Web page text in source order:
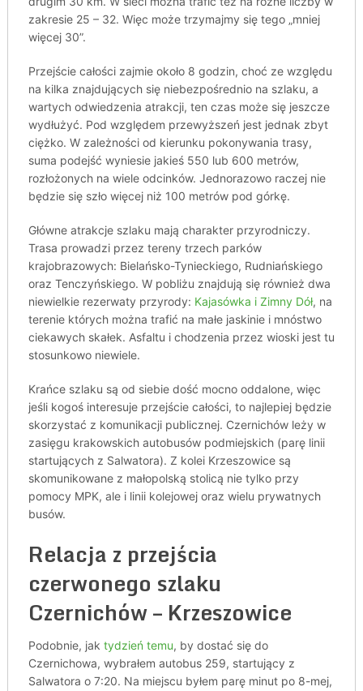
zakresie 25 – 32. Więc może trzymajmy się tego „mniej
więcej 30”.
Przejście całości zajmie około 8 godzin, choć ze względu
na kilka znajdujących się niebezpośrednio na szlaku, a
wartych odwiedzenia atrakcji, ten czas może się jeszcze
wydłużyć. Pod względem przewyższeń jest jednak zbyt
ciężko. W zależności od kierunku pokonywania trasy,
suma podejść wyniesie jakieś 550 lub 600 metrów,
rozłożonych na wiele odcinków. Jednorazowo raczej nie
będzie się szło więcej niż 100 metrów pod górkę.
Główne atrakcje szlaku mają charakter przyrodniczy.
Trasa prowadzi przez tereny trzech parków
krajobrazowych: Bielańsko-Tynieckiego, Rudniańskiego
oraz Tenczyńskiego. W pobliżu znajdują się również dwa
niewielkie rezerwaty przyrody: Kajasówka i Zimny Dół, na
terenie których można trafić na małe jaskinie i mnóstwo
ciekawych skałek. Asfaltu i chodzenia przez wioski jest tu
stosunkowo niewiele.
Krańce szlaku są od siebie dość mocno oddalone, więc
jeśli kogoś interesuje przejście całości, to najlepiej będzie
skorzystać z komunikacji publicznej. Czernichów leży w
zasięgu krakowskich autobusów podmiejskich (parę linii
startujących z Salwatora). Z kolei Krzeszowice są
skomunikowane z małopolską stolicą nie tylko przy
pomocy MPK, ale i linii kolejowej oraz wielu prywatnych
busów.
Relacja z przejścia
czerwonego szlaku
Czernichów – Krzeszowice
Podobnie, jak tydzień temu, by dostać się do
Czernichowa, wybrałem autobus 259, startujący z
Salwatora o 7:20. Na miejscu byłem parę minut po 8-mej,